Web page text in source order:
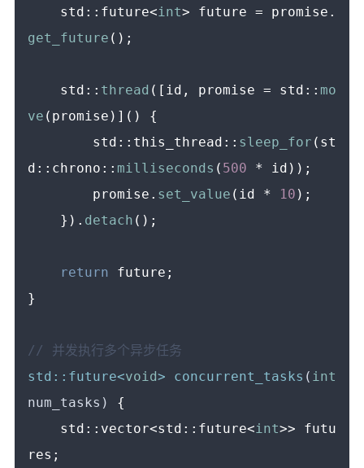
    std::future<
int> future = promise.
get_future ();
    std::
thread ([id, promise = std:: mo
ve (promise)]() {
        std::this_thread::
sleep_for (st
d::chrono:: milliseconds ( 500 * id));
        promise.
set_value (id * 10 );
    }).
detach ();
return future;
}
// 并发执行多个异步任务
std::future<void> concurrent_tasks ( int
num_tasks)
{
    std::vector<std::future<
int>> futu
res;